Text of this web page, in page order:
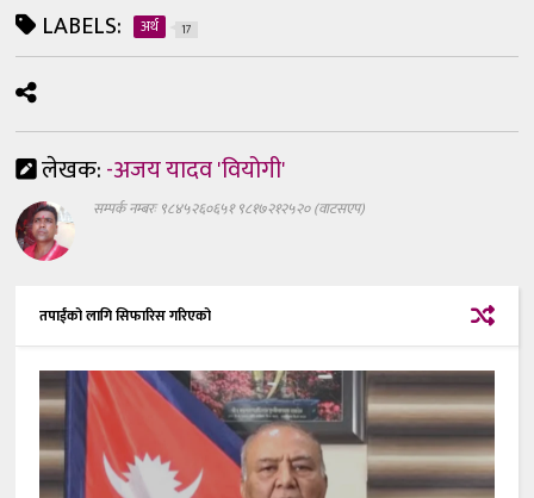
LABELS: अर्थ 17
लेखक:-अजय यादव 'वियोगी'
सम्पर्क नम्बरः ९८४५२६०६५१ ९८१७२१२५२० (वाटसएप)
तपाईंको लागि सिफारिस गरिएको